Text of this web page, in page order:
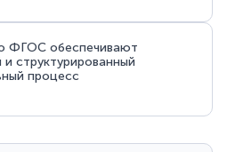
ФГОС обеспечивают
и структурированный
процесс